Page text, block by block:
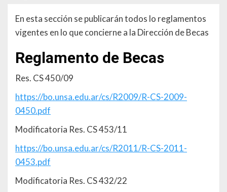
En esta sección se publicarán todos lo reglamentos
vigentes en lo que concierne a la Dirección de Becas
Reglamento de Becas
Res. CS 450/09
https://bo.unsa.edu.ar/cs/R2009/R-CS-2009-
0450.pdf
Modificatoria Res. CS 453/11
https://bo.unsa.edu.ar/cs/R2011/R-CS-2011-
0453.pdf
Modificatoria Res. CS 432/22